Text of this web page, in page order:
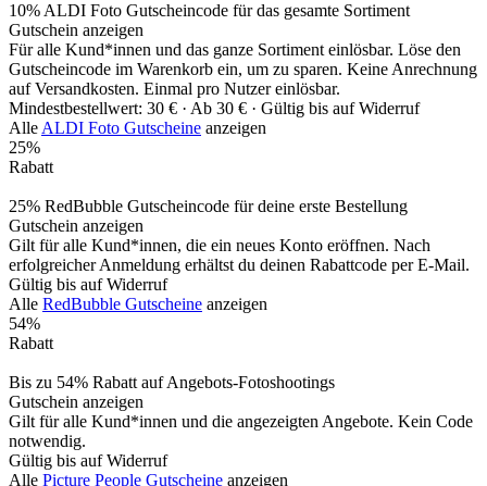
10% ALDI Foto Gutscheincode für das gesamte Sortiment
Gutschein anzeigen
Für alle Kund*innen und das ganze Sortiment einlösbar. Löse den
Gutscheincode im Warenkorb ein, um zu sparen. Keine Anrechnung
auf Versandkosten. Einmal pro Nutzer einlösbar.
Mindestbestellwert: 30 € · Ab 30 € · Gültig bis auf Widerruf
AlleALDI Foto Gutscheine anzeigen
25%
Rabatt
25% RedBubble Gutscheincode für deine erste Bestellung
Gutschein anzeigen
Gilt für alle Kund*innen, die ein neues Konto eröffnen. Nach
erfolgreicher Anmeldung erhältst du deinen Rabattcode per E-Mail.
Gültig bis auf Widerruf
Alle RedBubble Gutscheine anzeigen
54%
Rabatt
Bis zu 54% Rabatt auf Angebots-Fotoshootings
Gutschein anzeigen
Gilt für alle Kund*innen und die angezeigten Angebote. Kein Code
notwendig.
Gültig bis auf Widerruf
Alle Picture People Gutscheine anzeigen